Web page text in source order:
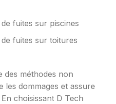
fuites sur piscines
fuites sur toitures
des méthodes non
les dommages et assure
choisissant D Tech